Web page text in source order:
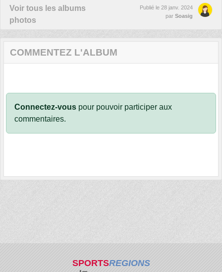
Voir tous les albums
photos
Publié le 28 janv. 2024
par Soasig
COMMENTEZ L'ALBUM
Connectez-vous pour pouvoir participer aux
commentaires.
SPORTSREGIONS